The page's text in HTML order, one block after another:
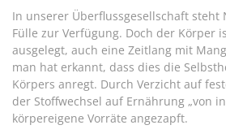
In unserer Überflussgesellschaft
Fülle zur Verfügung. Doch der Körper
ausgelegt, auch eine Zeitlang mit
man hat erkannt, dass dies die
Körpers anregt. Durch Verzicht auf
der Stoffwechsel auf Ernährung „von
körpereigene Vorräte angezapft.